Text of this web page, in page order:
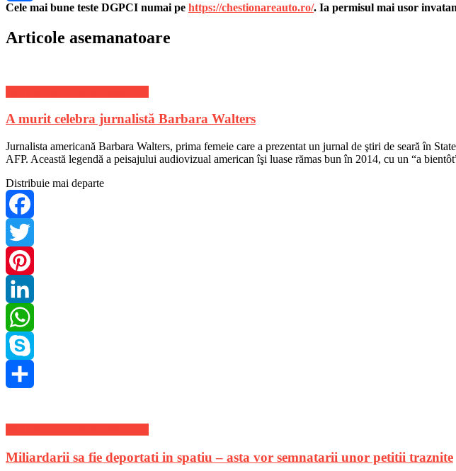
Share
Cele mai bune teste DGPCI numai pe https://chestionareauto.ro/. Ia permisul mai usor
Articole asemanatoare
A murit celebra jurnalistă Barbara Walters
Jurnalista americană Barbara Walters, prima femeie care a prezentat un jurnal de ştiri de seară în
AFP. Această legendă a peisajului audiovizual american îşi luase rămas bun în 2014, cu un “a
Distribuie mai departe
Facebook
Twitter
Pinterest
LinkedIn
WhatsApp
Skype
Miliardarii sa fie deportati in spatiu – asta vor semnatarii unor petitii traznite